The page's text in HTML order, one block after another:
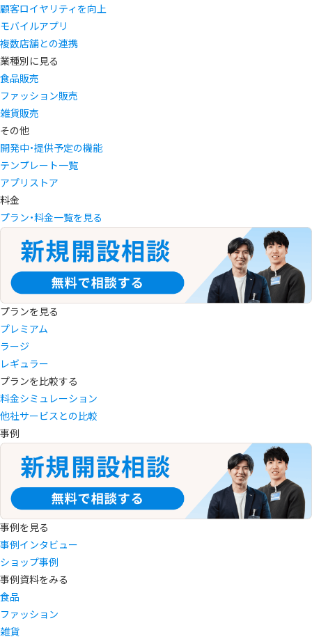
顧客ロイヤリティを向上
モバイルアプリ
複数店舗との連携
業種別に見る
食品販売
ファッション販売
雑貨販売
その他
開発中・提供予定の機能
テンプレート一覧
アプリストア
料金
プラン・料金一覧を見る
プランを見る
プレミアム
ラージ
レギュラー
プランを比較する
料金シミュレーション
他社サービスとの比較
事例
事例を見る
事例インタビュー
ショップ事例
事例資料をみる
食品
ファッション
雑貨